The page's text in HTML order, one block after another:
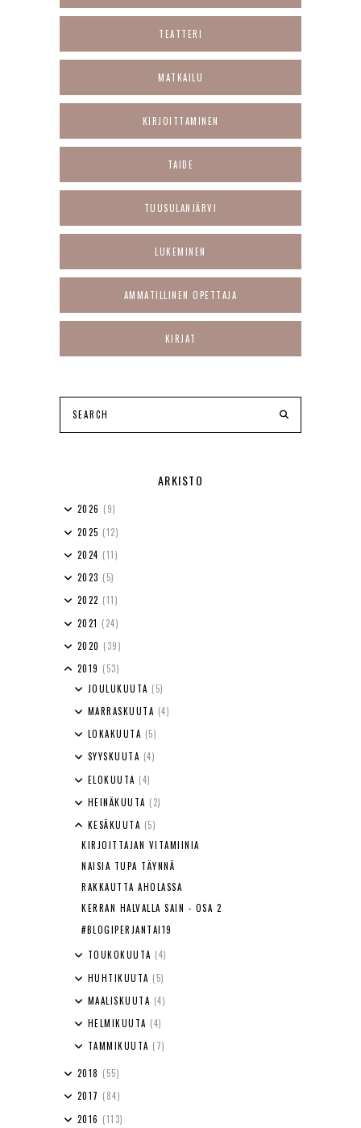
TEATTERI
MATKAILU
KIRJOITTAMINEN
TAIDE
TUUSULANJÄRVI
LUKEMINEN
AMMATILLINEN OPETTAJA
KIRJAT
ARKISTO
2026 (9)
2025 (12)
2024 (11)
2023 (5)
2022 (11)
2021 (24)
2020 (39)
2019 (53)
JOULUKUUTA (5)
MARRASKUUTA (4)
LOKAKUUTA (5)
SYYSKUUTA (4)
ELOKUUTA (4)
HEINÄKUUTA (2)
KESÄKUUTA (5)
KIRJOITTAJAN VITAMIINIA
NAISIA TUPA TÄYNNÄ
RAKKAUTTA AHOLASSA
KERRAN HALVALLA SAIN - OSA 2
#BLOGIPERJANTAI19
TOUKOKUUTA (4)
HUHTIKUUTA (5)
MAALISKUUTA (4)
HELMIKUUTA (4)
TAMMIKUUTA (7)
2018 (55)
2017 (84)
2016 (113)